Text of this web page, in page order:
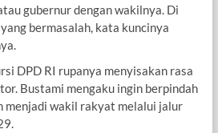
gubernur dengan wakilnya. Di
bermasalah, kata kuncinya
DPD RI rupanya menyisakan rasa
Bustami mengaku ingin berpindah
menjadi wakil rakyat melalui jalur